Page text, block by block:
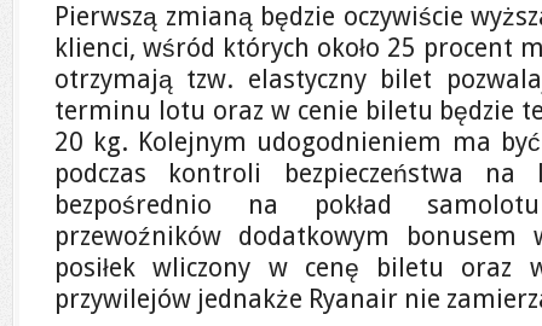
Pierwszą zmianą będzie oczywiście
klienci, wśród których około 25 procent
otrzymają tzw. elastyczny bilet
terminu lotu oraz w cenie biletu będzie
20 kg. Kolejnym udogodnieniem ma
podczas kontroli bezpieczeństwa
bezpośrednio na pokład
przewoźników dodatkowym
posiłek wliczony w cenę biletu oraz
przywilejów jednakże Ryanair nie